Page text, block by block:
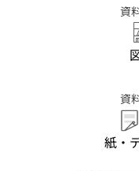
資
資
紙・